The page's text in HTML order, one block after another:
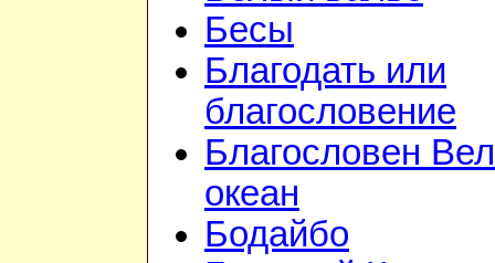
Бесы
Благодать или
благословение
Благословен
океан
Бодайбо